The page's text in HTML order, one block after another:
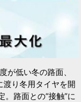
が低い冬の路面、
り冬用タイヤを開
路面との“接触”に